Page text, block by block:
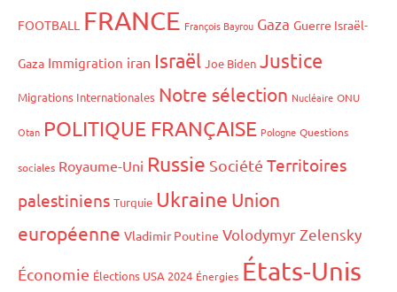
FOOTBALL FRANCE François Bayrou Gaza Guerre Israël-
Gaza Immigration iran Israël Joe Biden Justice
Migrations Internationales Notre sélection Nucléaire ONU
Otan POLITIQUE FRANÇAISE Pologne Questions
sociales Royaume-Uni Russie Société Territoires
palestiniens Turquie Ukraine Union
européenne Vladimir Poutine Volodymyr Zelensky
Économie Élections USA 2024 Énergies États-Unis